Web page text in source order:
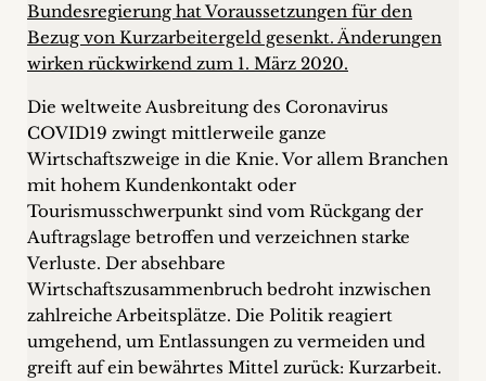
Karriere
+
Blog
&
Podcasts
+
Team
Bundesregierung hat Voraussetzungen für den
Bezug von Kurzarbeitergeld gesenkt. Änderungen
wirken rückwirkend zum 1. März 2020.
Die weltweite Ausbreitung des Coronavirus
COVID19 zwingt mittlerweile ganze
Wirtschaftszweige in die Knie. Vor allem Branchen
mit hohem Kundenkontakt oder
Tourismusschwerpunkt sind vom Rückgang der
Auftragslage betroffen und verzeichnen starke
Verluste. Der absehbare
Wirtschaftszusammenbruch bedroht inzwischen
zahlreiche Arbeitsplätze. Die Politik reagiert
umgehend, um Entlassungen zu vermeiden und
greift auf ein bewährtes Mittel zurück: Kurzarbeit.